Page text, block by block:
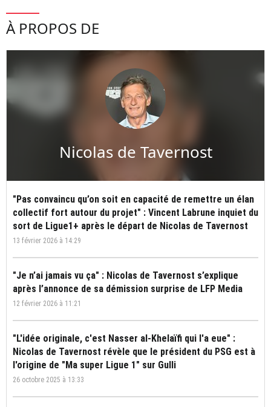
À PROPOS DE
Nicolas de Tavernost
"Pas convaincu qu’on soit en capacité de remettre un élan
collectif fort autour du projet" : Vincent Labrune inquiet du
sort de Ligue1+ après le départ de Nicolas de Tavernost
13 février 2026 à 14:29
"Je n’ai jamais vu ça" : Nicolas de Tavernost s’explique
après l’annonce de sa démission surprise de LFP Media
12 février 2026 à 11:21
"L'idée originale, c'est Nasser al-Khelaïfi qui l'a eue" :
Nicolas de Tavernost révèle que le président du PSG est à
l'origine de "Ma super Ligue 1" sur Gulli
26 octobre 2025 à 13:33